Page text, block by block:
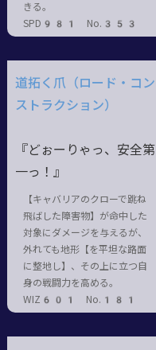
きる。
SPD981 No.353
道拓く爪（ロード・コン
ストラクション）
『どぉーりゃっ、安全第
一っ！』
【キャバリアのクローで跳ね
飛ばした障害物】が命中した
対象にダメージを与えるが、
外れても地形【を平坦な路面
に整地し】、その上に立つ自
身の戦闘力を高める。
WIZ601 No.181